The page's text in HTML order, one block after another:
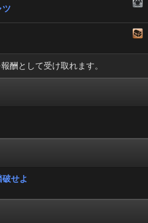
ツ
酬として受け取れます。
せよ